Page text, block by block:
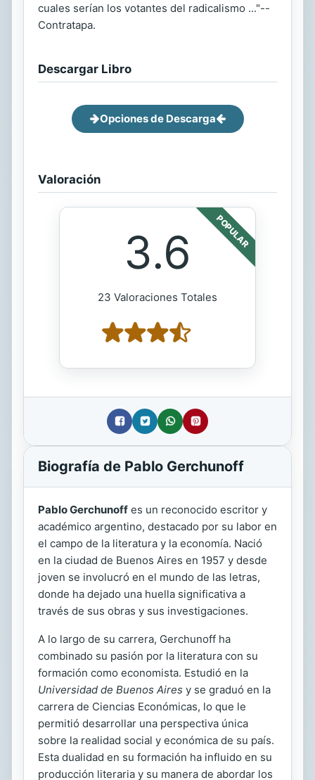
cuales serían los votantes del radicalismo ..."--
Contratapa.
Descargar Libro
Opciones de Descarga
Valoración
POPULAR
3.6
23 Valoraciones Totales
Biografía de Pablo Gerchunoff
Pablo Gerchunoff es un reconocido escritor y
académico argentino, destacado por su labor en
el campo de la literatura y la economía. Nació
en la ciudad de Buenos Aires en 1957 y desde
joven se involucró en el mundo de las letras,
donde ha dejado una huella significativa a
través de sus obras y sus investigaciones.
A lo largo de su carrera, Gerchunoff ha
combinado su pasión por la literatura con su
formación como economista. Estudió en la
Universidad de Buenos Aires y se graduó en la
carrera de Ciencias Económicas, lo que le
permitió desarrollar una perspectiva única
sobre la realidad social y económica de su país.
Esta dualidad en su formación ha influido en su
producción literaria y su manera de abordar los